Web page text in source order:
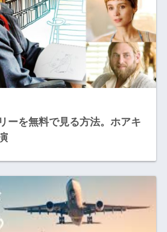
ーを無料で見る方法。ホアキ